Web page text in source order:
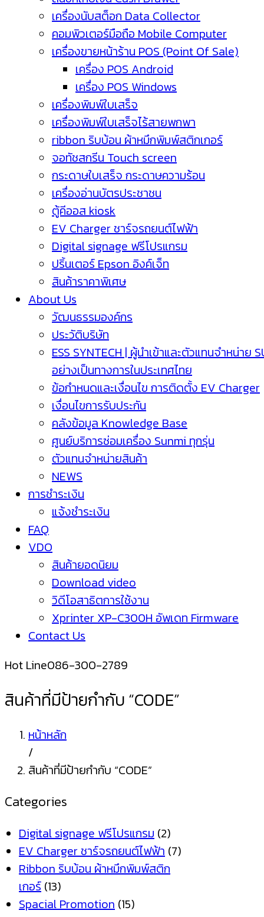
เครื่องนับสต็อก Data Collector
คอมพิวเตอร์มือถือ Mobile Computer
เครื่องขายหน้าร้าน POS (Point Of Sale)
เครื่อง POS Android
เครื่อง POS Windows
เครื่องพิมพ์ใบเสร็จ
เครื่องพิมพ์ใบเสร็จไร้สายพกพา
ribbon ริบบ้อน ผ้าหมึกพิมพ์สติกเกอร์
จอทัชสกรีน Touch screen
กระดาษใบเสร็จ กระดาษความร้อน
เครื่องอ่านบัตรประชาชน
ตู้คีออส kiosk
EV Charger ชาร์จรถยนต์ไฟฟ้า
Digital signage ฟรีโปรแกรม
ปริ้นเตอร์ Epson อิงค์เจ็ท
สินค้าราคาพิเศษ
About Us
วัฒนธรรมองค์กร
ประวัติบริษัท
ESS SYNTECH | ผู้นำเข้าและตัวแทนจำหน่าย
อย่างเป็นทางการในประเทศไทย
ข้อกำหนดและเงื่อนไข การติดตั้ง EV Charger
เงื่อนไขการรับประกัน
คลังข้อมูล Knowledge Base
ศูนย์บริการซ่อมเครื่อง Sunmi ทุกรุ่น
ตัวแทนจำหน่ายสินค้า
NEWS
การชำระเงิน
แจ้งชำระเงิน
FAQ
VDO
สินค้ายอดนิยม
Download video
วิดีโอสาธิตการใช้งาน
Xprinter XP-C300H อัพเดท Firmware
Contact Us
Hot Line086-300-2789
สินค้าที่มีป้ายกำกับ “CODE”
หน้าหลัก
/
สินค้าที่มีป้ายกำกับ “CODE”
Categories
Digital signage ฟรีโปรแกรม (2)
EV Charger ชาร์จรถยนต์ไฟฟ้า (7)
Ribbon ริบบ้อน ผ้าหมึกพิมพ์สติก
เกอร์ (13)
Spacial Promotion (15)